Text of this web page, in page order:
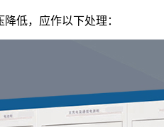
低，应作以下处理：